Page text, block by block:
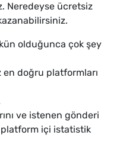
Neredeyse ücretsiz
olduğunca çok şey
en doğru platformları
ve istenen gönderi
platform içi istatistik